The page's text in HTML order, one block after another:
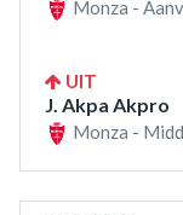
Monza -
UIT
J. Akpa Akpro
Monza -